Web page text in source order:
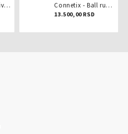
Connetix - Creative pack 102 dela Connetix - Ball run pastel 106 delova
13.500,00 RSD